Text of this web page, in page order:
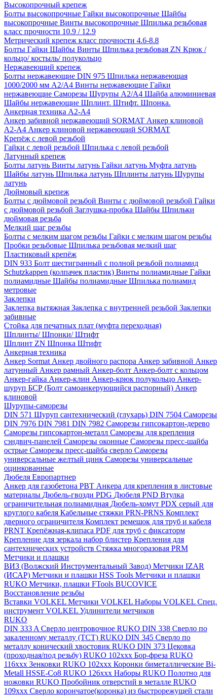
Высокопрочный крепеж
Болты высокопрочные Гайки высокопрочные Шайбы
высокопрочные Винты высокопрочные Шпилька резьбовая
класс прочности 10.9 / 12.9
Метрический крепеж класс прочности 4.6-8.8
Болты Гайки Шайбы Винты Шпилька резьбовая ZN Крюк /
кольцо/ костыль/ полукольцо
Нержавеющий крепеж
Болты нержавеющие DIN 975 Шпилька нержавеющая
1000/2000 мм А2/А4 Винты нержавеющие Гайки
нержавеющие Саморезы Шурупы А2/А4 Шайба алюминиевая
Шайбы нержавеющие Шплинт. Штифт. Шпонка.
Анкерная техника А2-А4
Анкер забивной нержавеющий SORMAT Анкер клиновой
A2-A4 Анкер клиновой нержавеющий SORMAT
Крепёж с левой резьбой
Гайки с левой резьбой Шпилька с левой резьбой
Латунный крепеж
Болты латунь Винты латунь Гайки латунь Муфта латунь
Шайбы латунь Шпилька латунь Шплинты латунь Шурупы
латунь
Дюймовый крепеж
Болты с дюймовой резьбой Винты с дюймовой резьбой Гайки
с дюймовой резьбой Заглушка-пробка Шайбы Шпильки
дюймовая резьба
Мелкий шаг резьбы
Болты с мелким шагом резьбы Гайки с мелким шагом резьбы
Пробки резьбовые Шпилька резьбовая мелкий шаг
Пластиковый крепёж
DIN 933 Болт шестигранный с полной резьбой полиамид
Schutzkappen (колпачек пластик) Винты полиамидные Гайки
полиамидные Шайбы полиамидные Шпилька полиамид
метровые
Заклепки
Заклепка вытяжная Заклепка с внутренней резьбой Заклепки
забивные
Стойка для печатных плат (муфта переходная)
Шплинты/ Шпонки/ Штифт
Шплинт ZN Шпонка Штифт
Анкерная техника
Анкер Sormat Анкер двойного распора Анкер забивной Анкер
латунный Анкер рамный Анкер-болт Анкер-болт с кольцом
Анкер-гайка Анкер-клин Анкер-крюк полукольцо Анкер-
шуруп БСР (Болт самоанкерующийся распорный) Анкер
клиновой
Шурупы-саморезы
DIN 571 Шуруп сантехнический (глухарь) DIN 7504 Саморезы
DIN 7976 DIN 7981 DIN 7982 Саморезы гипсокартон-дерево
Саморезы гипсокартон-металл Саморезы для крепления
сэндвич-панелей Саморезы оконные Саморезы пресс-шайба
острые Саморезы пресс-шайба сверло Саморезы
универсальные желтый цинк Саморезы универсальные
оцинкованные
Дюбеля Европартнер
Анкер для газобетона PBT Анкера для крепления в листовые
материалы Дюбель-гвозди PDG Дюбеля PND Втулка
ограничительная полиамидная Дюбель-хомут PDX серый для
круглого кабеля Кабельные стяжки PRN-PRNS Комплект
дверного ограничителя Комплект ремешок для труб и кабеля
PRNT Крепёжная-клипаса PDF для труб с фиксаторм
Крепление для зеркала набор блистер Крепления для
сантехнических устройств Стяжка многоразовая PRM
Метчики и плашки
ВИЗ (Волжский Инструментальный Завод) Метчики IZAR
(ИСАР) Метчики и плашки HSS Tools Метчики и плашки
RUKO Метчики, плашки FTools BUCOVICE
Восстановление резьбы
Вставки VOLKEL Метчики VOLKEL Наборы VOLKEL Спец.
инструмент VOLKEL Удлинители метчиков
RUKO
DIN 333 A Сверло центровочное RUKO DIN 338 Сверло по
закаленному металлу (ТСТ) RUKO DIN 345 Сверло по
металлу конический хвостовик RUKO DIN 373 Цековка
(проходная/под резьбу) RUKO 102xxx Бор-фреза RUKO
116xxx Зенковки RUKO 102xxx Коронки биметаллические Bi-
Metall HSSE-Co8 RUKO 126ххх Наборы RUKO Полотно для
ножовки RUKO Пробойник отверстий в металле RUKO
109ххх Сверло корончатое(коронка) из быстрорежущей стали